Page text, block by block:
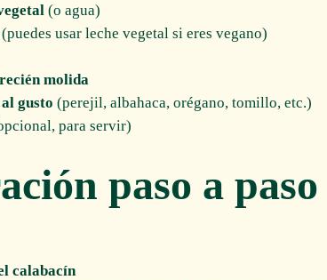
(o agua)
(puedes usar leche vegetal si eres vegano)
molida
gusto (perejil, albahaca, orégano, tomillo, etc.)
para servir)
paso a paso
calabacín